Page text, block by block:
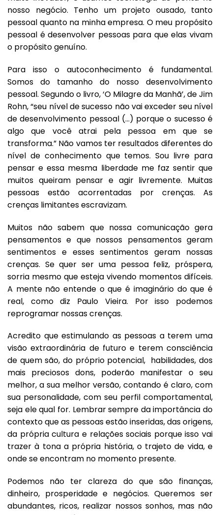
nosso negócio. Tenho um projeto ousado, tanto
pessoal quanto na minha empresa. O meu propósito
pessoal é desenvolver pessoas para que elas vivam
o propósito genuíno.
Para isso o autoconhecimento é fundamental.
Somos do tamanho do nosso desenvolvimento
pessoal. Segundo o livro, ‘O Milagre da Manhã’, de Jim
Rohn, “seu nível de sucesso não vai exceder seu nível
de desenvolvimento pessoal (…) porque o sucesso é
algo que você atrai pela pessoa em que se
transforma.” Não vamos ter resultados diferentes do
nível de conhecimento que temos. Sou livre para
pensar e essa mesma liberdade me faz sentir que
muitos queiram pensar e agir livremente. Muitas
pessoas estão acorrentadas por crenças. As
crenças limitantes escravizam.
Muitos não sabem que nossa comunicação gera
pensamentos e que nossos pensamentos geram
sentimentos e esses sentimentos geram nossas
crenças. Se quer ser uma pessoa feliz, próspera,
sorria mesmo que esteja vivendo momentos difíceis.
A mente não entende o que é imaginário do que é
real, como diz Paulo Vieira. Por isso podemos
reprogramar nossas crenças.
Acredito que estimulando as pessoas a terem uma
visão extraordinária de futuro e terem consciência
de quem são, do próprio potencial, habilidades, dos
mais preciosos dons, poderão manifestar o seu
melhor, a sua melhor versão, contando é claro, com
sua personalidade, com seu perfil comportamental,
seja ele qual for. Lembrar sempre da importância do
contexto que as pessoas estão inseridas, das origens,
da própria cultura e relações sociais porque isso vai
trazer à tona a própria história, o trajeto de vida, e
onde se encontram no momento presente.
Podemos não ter clareza do que são finanças,
dinheiro, prosperidade e negócios. Queremos ser
abundantes, ricos, realizar nossos sonhos, mas não